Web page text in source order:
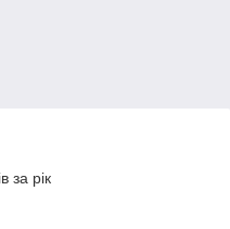
за рік